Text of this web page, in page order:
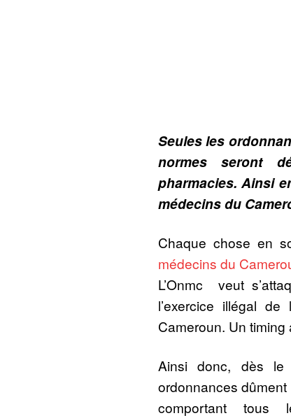
Seules les
normes seront
pharmacies. Ainsi
médecins du
Chaque chose en
médecins du
L’Onmc veut
l’exercice illégal
Cameroun. Un
Ainsi donc, dès
ordonnances
comportant tous